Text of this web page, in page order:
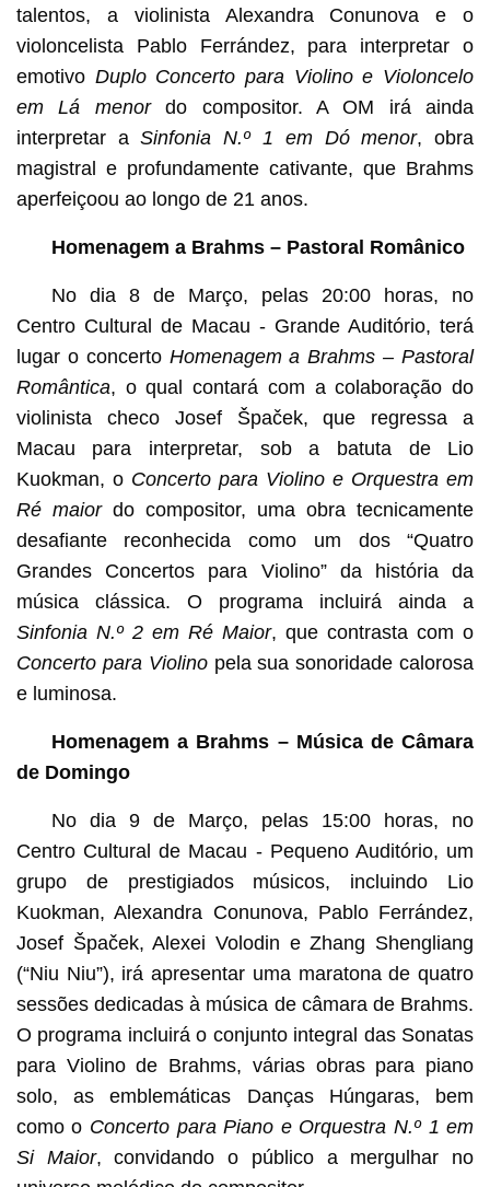
talentos, a violinista Alexandra Conunova e o
violoncelista Pablo Ferrández, para interpretar o
emotivo Duplo Concerto para Violino e Violoncelo
em Lá menordo compositor. A OM irá ainda
interpretar aSinfonia N.º 1 em Dó menor, obra
magistral e profundamente cativante, que Brahms
aperfeiçoou ao longo de 21 anos.
Homenagem a Brahms – Pastoral Românico
No dia 8 de Março, pelas 20:00 horas, no
Centro Cultural de Macau - Grande Auditório, terá
lugar o concerto Homenagem a Brahms – Pastoral
Romântica, o qual contará com a colaboração do
violinista checo Josef Špaček, que regressa a
Macau para interpretar, sob a batuta de Lio
Kuokman, o Concerto para Violino e Orquestra em
Ré maiordo compositor, uma obra tecnicamente
desafiante reconhecida como um dos “Quatro
Grandes Concertos para Violino” da história da
música clássica. O programa incluirá ainda a
Sinfonia N.º 2 em Ré Maior, que contrasta com o
Concerto para Violino pela sua sonoridade calorosa
e luminosa.
Homenagem a Brahms – Música de Câmara
de Domingo
No dia 9 de Março, pelas 15:00 horas, no
Centro Cultural de Macau - Pequeno Auditório, um
grupo de prestigiados músicos, incluindo Lio
Kuokman, Alexandra Conunova, Pablo Ferrández,
Josef Špaček, Alexei Volodin e Zhang Shengliang
(“Niu Niu”), irá apresentar uma maratona de quatro
sessões dedicadas à música de câmara de Brahms.
O programa incluirá o conjunto integral das Sonatas
para Violino de Brahms, várias obras para piano
solo, as emblemáticas Danças Húngaras, bem
como o Concerto para Piano e Orquestra N.º 1 em
Si Maior, convidando o público a mergulhar no